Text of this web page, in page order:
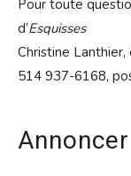
Pour toute
d’Esquisses
Christine Lanthier,
514 937-6168,